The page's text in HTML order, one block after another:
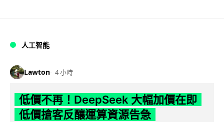
人工智能
Lawton 4 小時
低價不再！DeepSeek 大幅加價在即
低價搶客反釀運算資源告急